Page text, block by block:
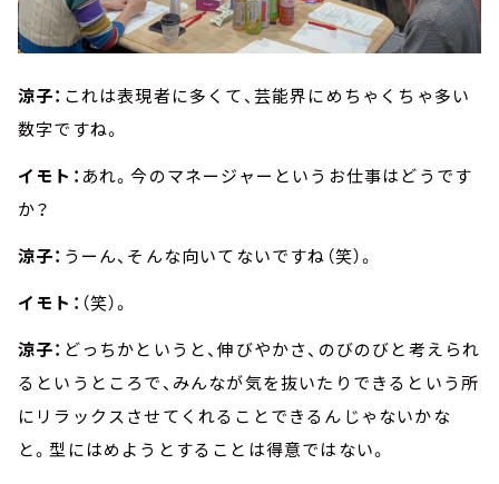
涼子： これは表現者に多くて、芸能界にめちゃくちゃ多い
数字ですね。
イモト： あれ。今のマネージャーというお仕事はどうです
か？
涼子： うーん、そんな向いてないですね（笑）。
イモト： （笑）。
涼子： どっちかというと、伸びやかさ、のびのびと考えられ
るというところで、みんなが気を抜いたりできるという所
にリラックスさせてくれることできるんじゃないかな
と。型にはめようとすることは得意ではない。